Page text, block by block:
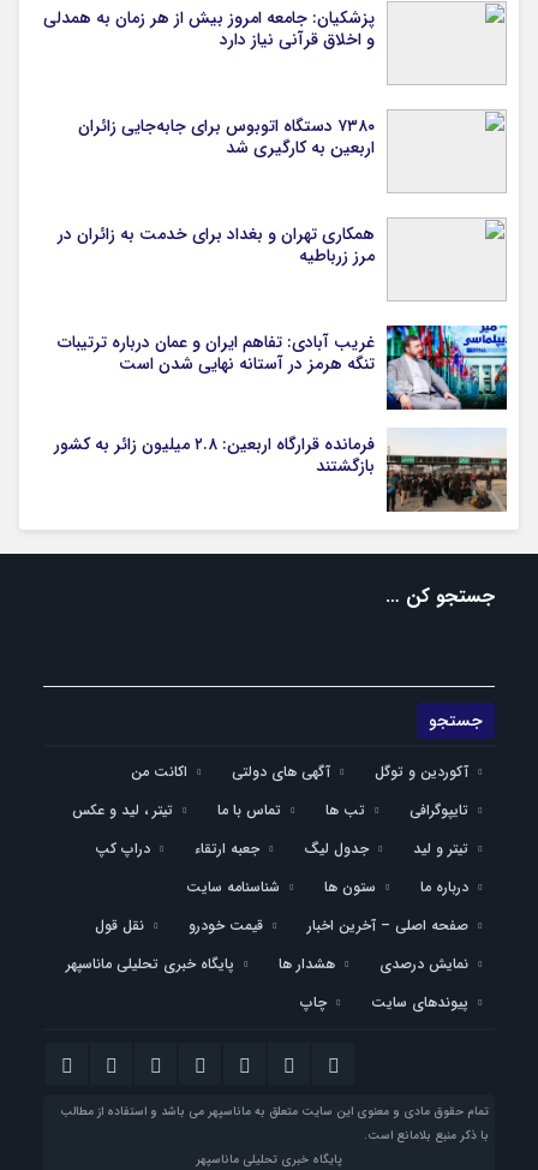
پزشکیان: جامعه امروز بیش از هر زمان به همدلی
و اخلاق قرآنی نیاز دارد
۷۳۸۰ دستگاه اتوبوس برای جابه‌جایی زائران
اربعین به‌ کارگیری شد
همکاری تهران و بغداد برای خدمت به زائران در
مرز زرباطیه
غریب آبادی: تفاهم ایران و عمان درباره ترتیبات
تنگه هرمز در آستانه نهایی شدن است
فرمانده قرارگاه اربعین: ۲.۸ میلیون زائر به کشور
بازگشتند
جستجو کن …
آکوردین و توگل آگهی های دولتی
اکانت من
تایپوگرافی
تب ها تماس با ما
تیتر ، لید و عکس
تیتر و لید
جدول لیگ جعبه ارتقاء
دراپ کپ
درباره ما
ستون ها
شناسنامه سایت
صفحه اصلی – آخرین اخبار
قیمت خودرو
نقل قول
نمایش درصدی
هشدار ها
پایگاه خبری تحلیلی ماناسپهر
پیوندهای سایت
چاپ
تمام حقوق مادی و معنوی این سایت متعلق به ماناسپهر می باشد و استفاده از مطالب
با ذکر منبع بلامانع است.
پایگاه خبری تحلیلی ماناسپهر